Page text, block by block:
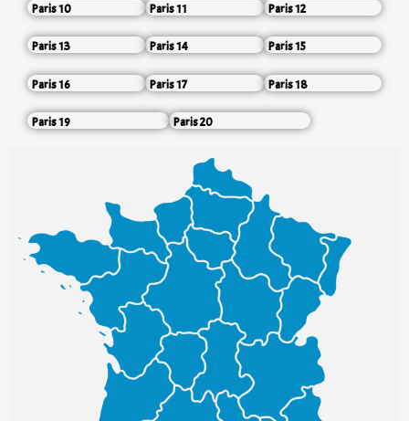
Paris 10 Paris 11 Paris 12
Paris 13 Paris 14 Paris 15
Paris 16 Paris 17 Paris 18
Paris 19 Paris 20